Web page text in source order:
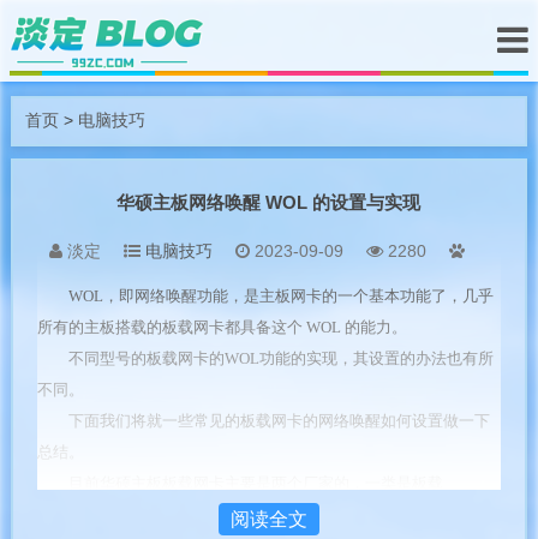
首页> 电脑技巧
华硕主板网络唤醒 WOL 的设置与实现
淡定 电脑技巧 2023-09-09 2280
WOL，即网络唤醒功能，是主板网卡的一个基本功能了，几乎
所有的主板搭载的板载网卡都具备这个 WOL 的能力。
不同型号的板载网卡的WOL功能的实现，其设置的办法也有所
不同。
下面我们将就一些常见的板载网卡的网络唤醒如何设置做一下
总结。
Realtek 8111x 系列的千兆网卡，比如 8111B/E/H 等；
阅读全文